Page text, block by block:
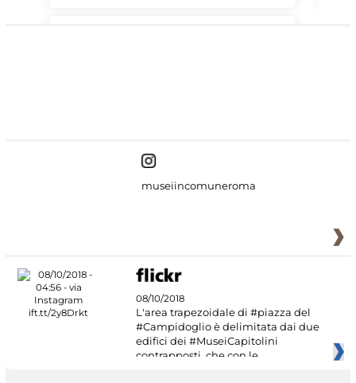
museiincomuneroma
08/10/2018
L'area trapezoidale di #piazza del
#Campidoglio è delimitata dai due
edifici dei #MuseiCapitolini
contrapposti, che con le